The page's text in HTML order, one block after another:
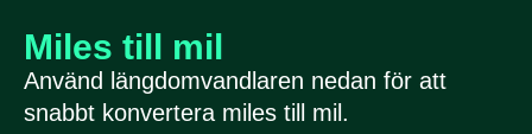
Miles till mil
Använd längdomvandlaren nedan för att
snabbt konvertera miles till mil.